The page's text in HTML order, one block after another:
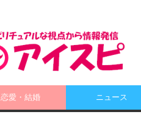
恋愛・結婚 ニュース